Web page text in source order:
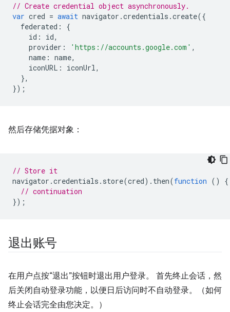
// Create credential object asynchronously.
var cred = await navigator .credentials .create({
federated :
{
id : id,
provider : 'https://accounts.google.com' ,
name : name,
iconURL : iconUrl,
},
});
然后存储凭据对象：
// Store it
navigator .credentials . store(cred). then(function ()
{
// continuation
});
退出账号
在用户点按“退出”按钮时退出用户登录。 首先终止会话，然
后关闭自动登录功能，以便日后访问时不自动登录。（如何
终止会话完全由您决定。）